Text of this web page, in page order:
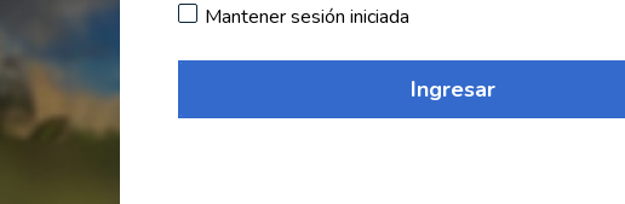
Mantener sesión iniciada
Ingresar